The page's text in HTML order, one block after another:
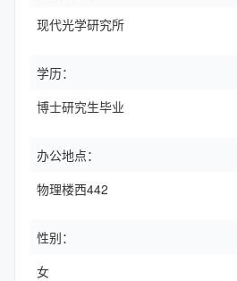
现代光学研究所
学历：
博士研究生毕业
办公地点：
物理楼西442
性别：
女